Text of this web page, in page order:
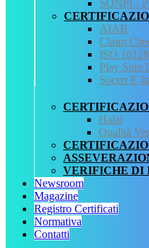
SQNPI -
AIAB
Claim
ISO 16128
Play Sure
Socert E
Halal
Qualità
VERIFICHE DI
Newsroom
Magazine
Registro Certificati
Normativa
Contatti
CHI SIAMO
REGISTRO
NORMATIVA
AREA DOWNLOAD
POLITICA QHSE
CONTATTI
AIAB
BIOLOGICA
HALAL
ISO 16128
MEZZI TECNICI
QUALITÀ VEGANA
RISTORAZIONE BIO
SQNPI